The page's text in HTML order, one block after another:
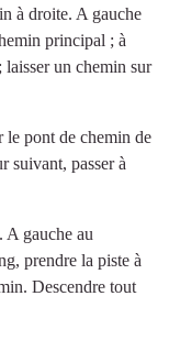
à droite. A gauche
principal ; à
un chemin sur
le pont de chemin de
suivant, passer à
A gauche au
prendre la piste à
Descendre tout